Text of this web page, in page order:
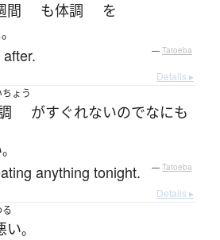
間 も体調
を
。
— Tatoeba
Details ▸
ょう
がすぐれないのでなにも
。
anything tonight. — Tatoeba
Details ▸
る
い。